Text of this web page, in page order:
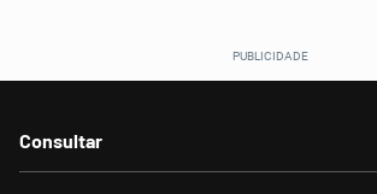
Consultar